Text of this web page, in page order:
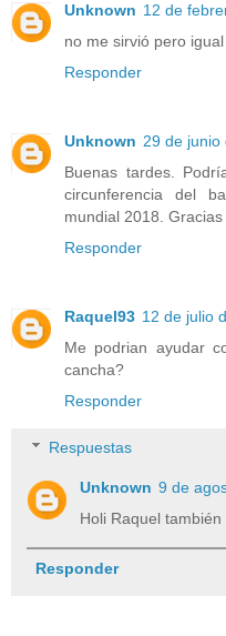
Unknown 12 de
no me sirvió pero
Responder
Unknown 29 de junio
Buenas tardes.
circunferencia del
mundial 2018. Gracias
Responder
Raquel93 12 de julio
Me podrian ayudar
cancha?
Responder
Respuestas
Unknown 9 de
Holi Raquel
Responder